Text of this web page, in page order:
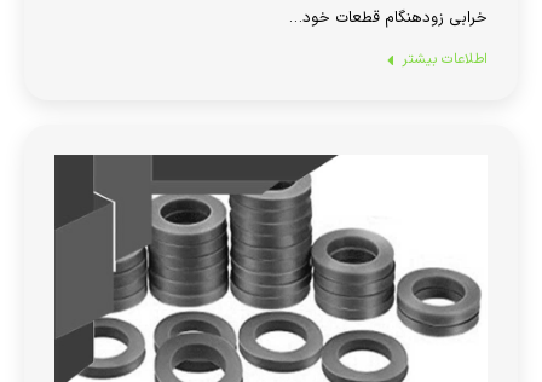
خرابی زودهنگام قطعات خود…
اطلاعات بیشتر